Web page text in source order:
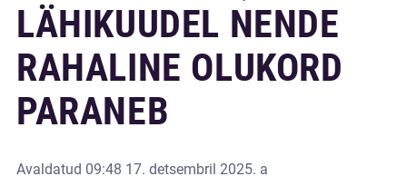
LÄHIKUUDEL NENDE
RAHALINE OLUKORD
PARANEB
Avaldatud 09:48 17. detsembril 2025. a